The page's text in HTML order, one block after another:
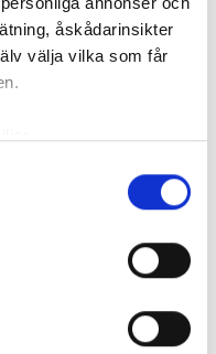
åskådarinsikter
välja vilka som får
upp till flera meter
uppgifter
samtycke när som
FÖR
värd 150